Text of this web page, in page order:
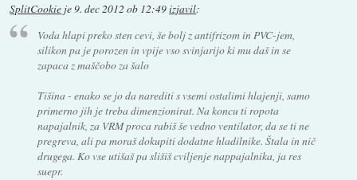
SplitCookie je 9. dec 2012 ob 12:49izjavil:
Voda hlapi preko sten cevi, še bolj z antifrizom in PVC-jem,
silikon pa je porozen in vpije vso svinjarijo ki mu daš in se
zapaca z maščobo za šalo
Tišina - enako se jo da narediti s vsemi ostalimi hlajenji, samo
primerno jih je treba dimenzionirat. Na koncu ti ropota
napajalnik, za VRM proca rabiš še vedno ventilator, da se ti ne
pregreva, ali pa moraš dokupiti dodatne hladilnike. Štala in nič
drugega. Ko vse utišaš pa slišiš cviljenje nappajalnika, ja res
suepr.